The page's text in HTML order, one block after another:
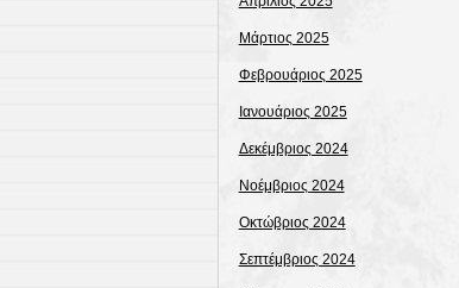
Μάρτιος 2025
Φεβρουάριος 2025
Ιανουάριος 2025
Δεκέμβριος 2024
Νοέμβριος 2024
Οκτώβριος 2024
Σεπτέμβριος 2024